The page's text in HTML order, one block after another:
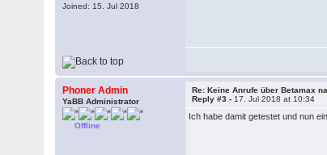
Joined: 15. Jul 2018
Phoner Admin
YaBB Administrator
Offline
Re: Keine Anrufe über Betamax
Reply #3 - 17. Jul 2018 at 10:34
Ich habe damit getestet und nun